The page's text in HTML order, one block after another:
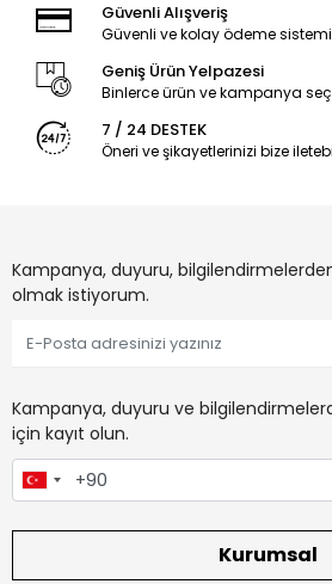
Güvenli Alışveriş
Güvenli ve kolay ödeme sistemi
Geniş Ürün Yelpazesi
Binlerce ürün ve kampanya
7 / 24 DESTEK
Öneri ve şikayetlerinizi bize
Kampanya, duyuru,
olmak istiyorum.
Kampanya, duyuru ve
için kayıt olun.
Kurumsal